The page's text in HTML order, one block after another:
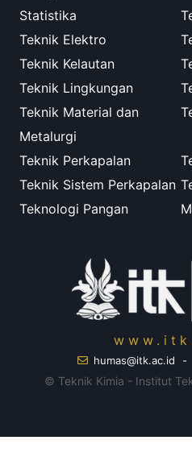
Statistika
Teknik Elektro
Teknik Kelautan
Teknik Lingkungan
Teknik Material dan
Metalurgi
Teknik Perkapalan
Teknik Sistem Perkapalan
Teknologi Pangan
humas@itk.ac.id -
© Teknik Kimia - Institut